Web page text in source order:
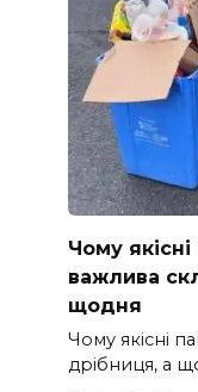
Чому
важлива
щодня
Чому якісні
дрібниця, а